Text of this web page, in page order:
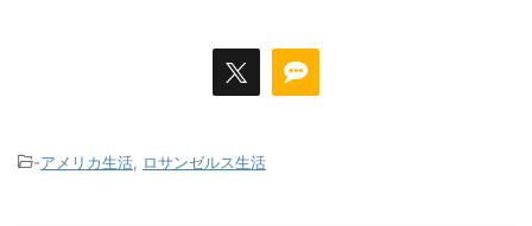
-アメリカ生活 ロサンゼルス生活